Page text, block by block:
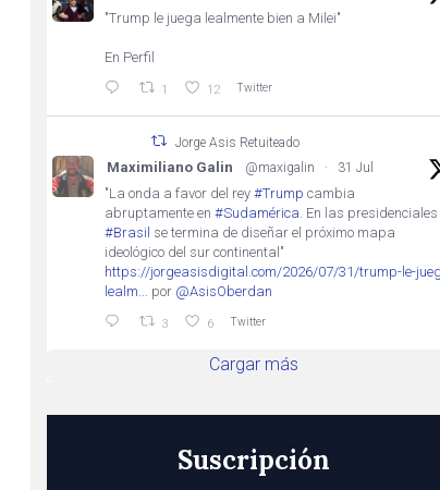
"Trump le juega lealmente bien a Milei"
En Perfil
1 12 Twitter
Jorge Asis Retuiteado
Maximiliano Galin @maxigalin · 31 Jul
"La onda a favor del rey #Trump cambia
abruptamente en #Sudamérica . En las
#Brasil se termina de diseñar el próximo mapa
ideológico del sur continental"
https://jorgeasisdigital.com/2026/07/31/trump-le-
lealm...
por @AsisOberdan
3 6 Twitter
Cargar más
Suscripción